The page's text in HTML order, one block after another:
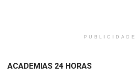
PUBLICIDADE
ACADEMIAS 24 HORAS